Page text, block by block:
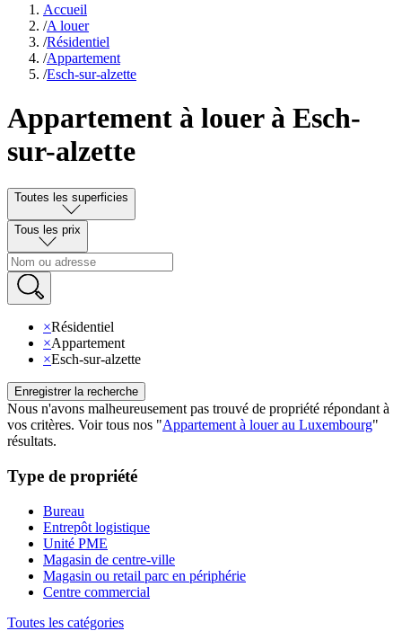
Accueil
/A louer
/Résidentiel
/Appartement
/Esch-sur-alzette
Appartement à louer à Esch-
sur-alzette
Toutes les superficies
Tous les prix
×Résidentiel
×Appartement
×Esch-sur-alzette
Enregistrer la recherche
Nous n'avons malheureusement pas trouvé de propriété répondant à
vos critères. Voir tous nos "Appartement à louer au Luxembourg"
résultats.
Type de propriété
Bureau
Entrepôt logistique
Unité PME
Magasin de centre-ville
Magasin ou retail parc en périphérie
Centre commercial
Toutes les catégories